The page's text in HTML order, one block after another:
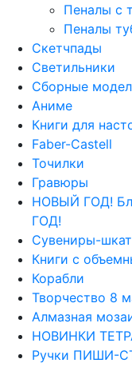
Пеналы с
Пеналы
Скетчпады
Светильники
Сборные
Аниме
Книги для
Faber-Castell
Точилки
Гравюры
НОВЫЙ ГОД!
ГОД!
Сувениры-
Книги с
Корабли
Творчество 8
Алмазная
НОВИНКИ
Ручки ПИШИ-